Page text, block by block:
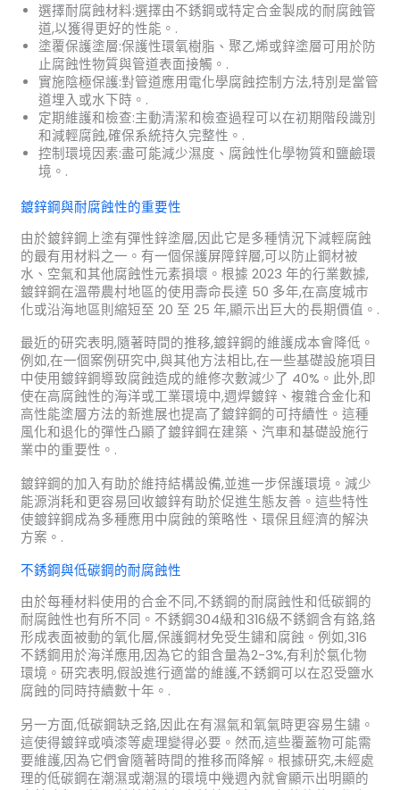
選擇耐腐蝕材料:選擇由不銹鋼或特定合金製成的耐腐蝕管
道,以獲得更好的性能。.
塗覆保護塗層:保護性環氧樹脂、聚乙烯或鋅塗層可用於防
止腐蝕性物質與管道表面接觸。.
實施陰極保護:對管道應用電化學腐蝕控制方法,特別是當管
道埋入或水下時。.
定期維護和檢查:主動清潔和檢查過程可以在初期階段識別
和減輕腐蝕,確保系統持久完整性。.
控制環境因素:盡可能減少濕度、腐蝕性化學物質和鹽鹼環
境。.
鍍鋅鋼與耐腐蝕性的重要性
由於鍍鋅鋼上塗有彈性鋅塗層,因此它是多種情況下減輕腐蝕
的最有用材料之一。有一個保護屏障鋅層,可以防止鋼材被
水、空氣和其他腐蝕性元素損壞。根據 2023 年的行業數據,
鍍鋅鋼在溫帶農村地區的使用壽命長達 50 多年,在高度城市
化或沿海地區則縮短至 20 至 25 年,顯示出巨大的長期價值。.
最近的研究表明,隨著時間的推移,鍍鋅鋼的維護成本會降低。
例如,在一個案例研究中,與其他方法相比,在一些基礎設施項目
中使用鍍鋅鋼導致腐蝕造成的維修次數減少了 40%。此外,即
使在高腐蝕性的海洋或工業環境中,週焊鍍鋅、複雜合金化和
高性能塗層方法的新進展也提高了鍍鋅鋼的可持續性。這種
風化和退化的彈性凸顯了鍍鋅鋼在建築、汽車和基礎設施行
業中的重要性。.
鍍鋅鋼的加入有助於維持結構設備,並進一步保護環境。減少
能源消耗和更容易回收鍍鋅有助於促進生態友善。這些特性
使鍍鋅鋼成為多種應用中腐蝕的策略性、環保且經濟的解決
方案。.
不銹鋼與低碳鋼的耐腐蝕性
由於每種材料使用的合金不同,不銹鋼的耐腐蝕性和低碳鋼的
耐腐蝕性也有所不同。不銹鋼304級和316級不銹鋼含有鉻,鉻
形成表面被動的氧化層,保護鋼材免受生鏽和腐蝕。例如,316
不銹鋼用於海洋應用,因為它的鉬含量為2-3%,有利於氯化物
環境。研究表明,假設進行適當的維護,不銹鋼可以在忍受鹽水
腐蝕的同時持續數十年。.
另一方面,低碳鋼缺乏鉻,因此在有濕氣和氧氣時更容易生鏽。
這使得鍍鋅或噴漆等處理變得必要。然而,這些覆蓋物可能需
要維護,因為它們會隨著時間的推移而降解。根據研究,未經處
理的低碳鋼在潮濕或潮濕的環境中幾週內就會顯示出明顯的